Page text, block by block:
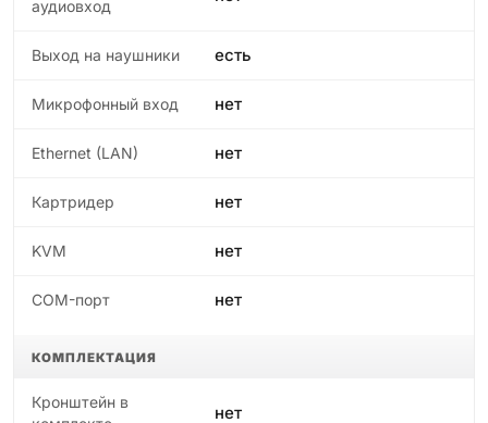
аудиовход
Выход на наушники есть
Микрофонный вход нет
Ethernet (LAN) нет
Картридер нет
KVM нет
COM-порт нет
КОМПЛЕКТАЦИЯ
Кронштейн в
нет